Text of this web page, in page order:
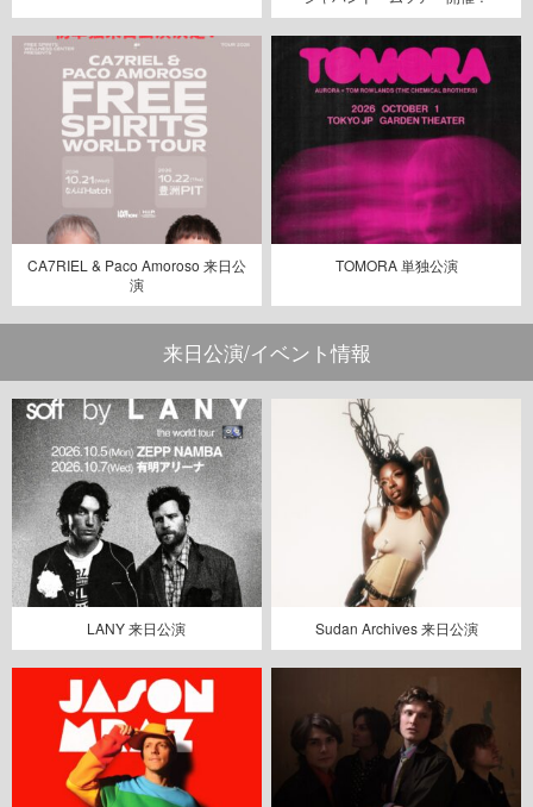
CA7RIEL & Paco Amoroso 来日公
演
TOMORA 単独公演
来日公演/イベント情報
LANY 来日公演 Sudan Archives 来日公演